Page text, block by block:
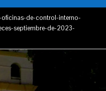
de-control-interno-
septiembre-de-2023-